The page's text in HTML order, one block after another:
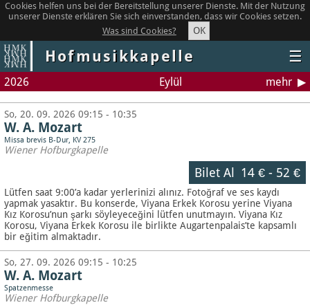
Cookies helfen uns bei der Bereitstellung unserer Dienste. Mit der Nutzung
unserer Dienste erklären Sie sich einverstanden, dass wir Cookies setzen.
Was sind Cookies?
OK
Hofmusikkapelle ☰
2026 Eylül mehr
So, 20. 09. 2026 09:15 - 10:35
W. A. Mozart
Missa brevis B-Dur, KV 275
Wiener Hofburgkapelle
Bilet Al 14 €- 52 €
Lütfen saat 9:00’a kadar yerlerinizi alınız. Fotoğraf ve ses kaydı
yapmak yasaktır. Bu konserde, Viyana Erkek Korosu yerine Viyana
Kız Korosu’nun şarkı söyleyeceğini lütfen unutmayın. Viyana Kız
Korosu, Viyana Erkek Korosu ile birlikte Augartenpalais’te kapsamlı
bir eğitim almaktadır.
So, 27. 09. 2026 09:15 - 10:25
W. A. Mozart
Spatzenmesse
Wiener Hofburgkapelle